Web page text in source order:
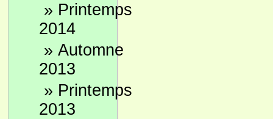
» Printemps
2014
» Automne
2013
» Printemps
2013